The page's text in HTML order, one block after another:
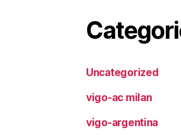
Uncategorized
vigo-ac milan
vigo-argentina